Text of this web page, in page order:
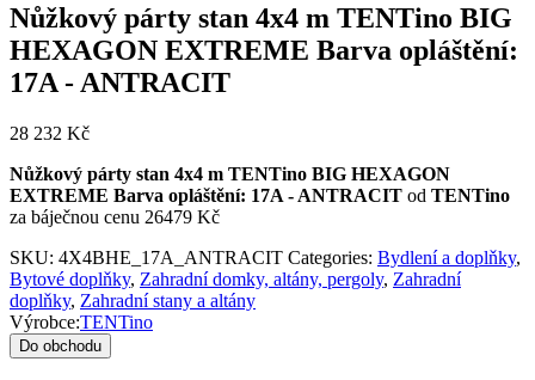
Nůžkový párty stan 4x4 m TENTino BIG
HEXAGON EXTREME Barva opláštění:
17A - ANTRACIT
28 232 Kč
Nůžkový párty stan 4x4 m TENTino BIG HEXAGON
EXTREME Barva opláštění: 17A - ANTRACIT od TENTino
za báječnou cenu 26479 Kč
SKU: 4X4BHE_17A_ANTRACIT Categories: Bydlení a doplňky,
Bytové doplňky, Zahradní domky, altány, pergoly, Zahradní
doplňky, Zahradní stany a altány
Výrobce:TENTino
Do obchodu